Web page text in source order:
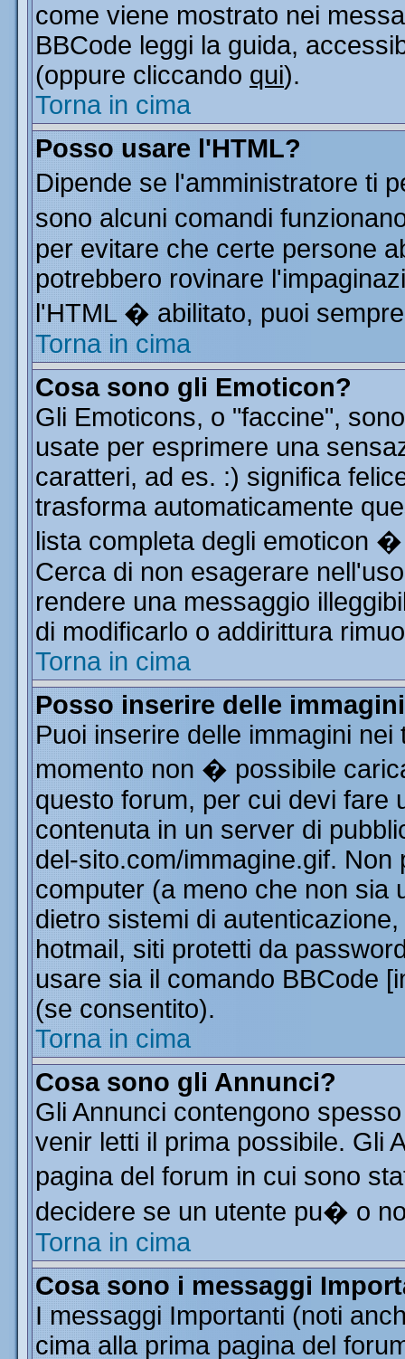
come viene mostrato nei
BBCode leggi la guida,
(oppure cliccando qui).
Torna in cima
Posso usare l'HTML?
Dipende se l'amministratore ti
sono alcuni comandi
per evitare che certe persone
potrebbero rovinare
l'HTML � abilitato, puoi
Torna in cima
Cosa sono gli Emoticon?
Gli Emoticons, o "faccine",
usate per esprimere una
caratteri, ad es. :) significa
trasforma automaticamente
lista completa degli emoticon
Cerca di non esagerare
rendere una messaggio
di modificarlo o addirittura
Torna in cima
Posso inserire delle
Puoi inserire delle immagini
momento non � possibile
questo forum, per cui devi fare
contenuta in un server di
del-sito.com/immagine.gif.
computer (a meno che non sia
dietro sistemi di
hotmail, siti protetti da
usare sia il comando BBCode
(se consentito).
Torna in cima
Cosa sono gli Annunci?
Gli Annunci contengono
venir letti il prima possibile. Gli
pagina del forum in cui sono
decidere se un utente pu� o
Torna in cima
Cosa sono i messaggi
I messaggi Importanti (noti
cima alla prima pagina del